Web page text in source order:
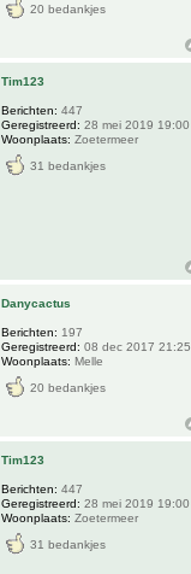
20 bedankjes
Tim123
Berichten: 447
Geregistreerd: 28 mei 2019 19:00
Woonplaats: Zoetermeer
31 bedankjes
Danycactus
Berichten: 197
Geregistreerd: 08 dec 2017 21:25
Woonplaats: Melle
20 bedankjes
Tim123
Berichten: 447
Geregistreerd: 28 mei 2019 19:00
Woonplaats: Zoetermeer
31 bedankjes